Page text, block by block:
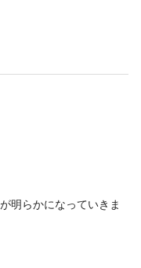
明らかになっていきま